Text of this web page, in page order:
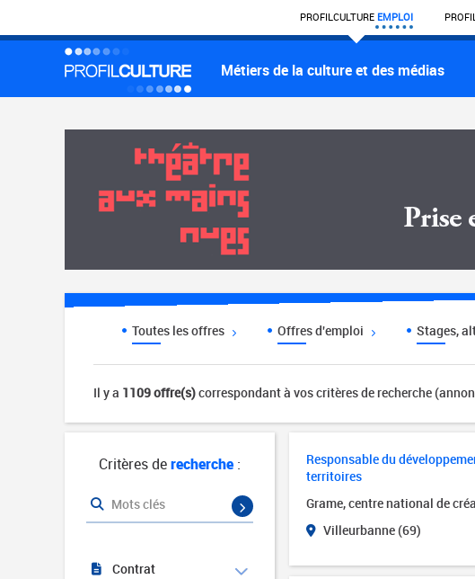
PROFILCULTURE EMPLOI
Métiers de la culture et des médias
Toutes les offres Offres d'emploi Stages,
Il y a 1109 offre(s)correspondant à vos critères de recherche
Responsable du
territoires
Grame, centre national de
Villeurbanne (69)
Critères derecherche:
Mots clés
Contrat